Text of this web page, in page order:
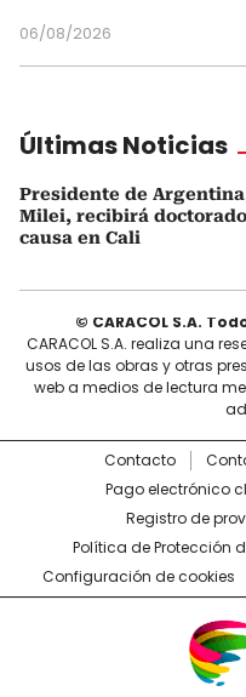
06/08/2026
Últimas Noticias
Presidente de
Milei, recibirá
causa en Cali
© CARACOL S.A.
CARACOL S.A. realiza una
usos de las obras y otras
web a medios de lectura
Contacto
Pago electrónico
Registro de
Política de Protección
Configuración de cookies